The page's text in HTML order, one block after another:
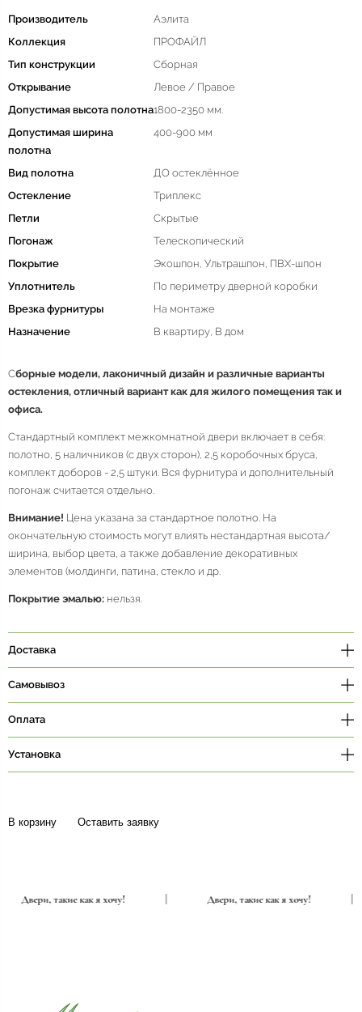
Производитель
Аэлита
Коллекция
ПРОФАЙЛ
Тип конструкции
Сборная
Открывание
Левое / Правое
Допустимая высота полотна1800-2350 мм.
Допустимая ширина
полотна
400-900 мм
Вид полотна
ДО остеклённое
Остекление
Триплекс
Петли
Скрытые
Погонаж
Телескопический
Покрытие
Экошпон, Ультрашпон, ПВХ-шпон
Уплотнитель
По периметру дверной коробки
Врезка фурнитуры
На монтаже
Назначение
В квартиру, В дом
Сборные модели, лаконичный дизайн и различные варианты
остекления, отличный вариант как для жилого помещения так и
офиса.
Стандартный комплект межкомнатной двери включает в себя:
полотно, 5 наличников (с двух сторон), 2,5 коробочных бруса,
комплект доборов - 2,5 штуки. Вся фурнитура и дополнительный
погонаж считается отдельно.
Внимание! Цена указана за стандартное полотно. На
окончательную стоимость могут влиять нестандартная высота/
ширина, выбор цвета, а также добавление декоративных
элементов (молдинги, патина, стекло и др.
Покрытие эмалью: нельзя.
Доставка
Самовывоз
Оплата
Установка
В корзину Оставить заявку
Двери, такие как я хочу! Двери, такие как я хочу!